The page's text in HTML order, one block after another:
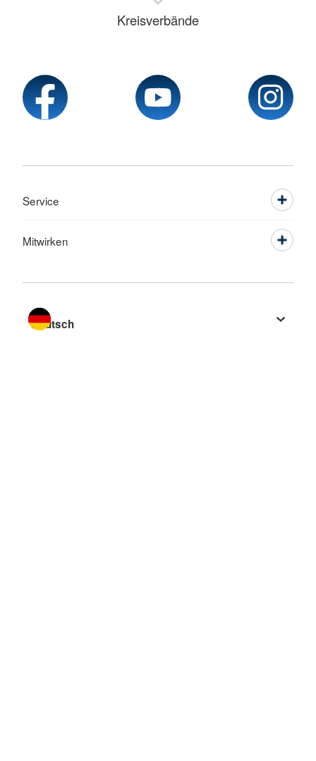
Kreisverbände
Service
Mitwirken
Sprache wechseln zu